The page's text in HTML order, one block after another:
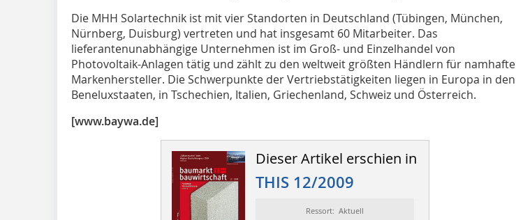
Die MHH Solartechnik ist mit vier Standorten in Deutschland (Tübingen, München,
Nürnberg, Duisburg) vertreten und hat insgesamt 60 Mitarbeiter. Das
lieferantenunabhängige Unternehmen ist im Groß- und Einzelhandel von
Photovoltaik-Anlagen tätig und zählt zu den weltweit größten Händlern für namhafte
Markenhersteller. Die Schwerpunkte der Vertriebstätigkeiten liegen in Europa in den
Beneluxstaaten, in Tschechien, Italien, Griechenland, Schweiz und Österreich.
[www.baywa.de]
Dieser Artikel erschien in
THIS 12/2009
Ressort: Aktuell